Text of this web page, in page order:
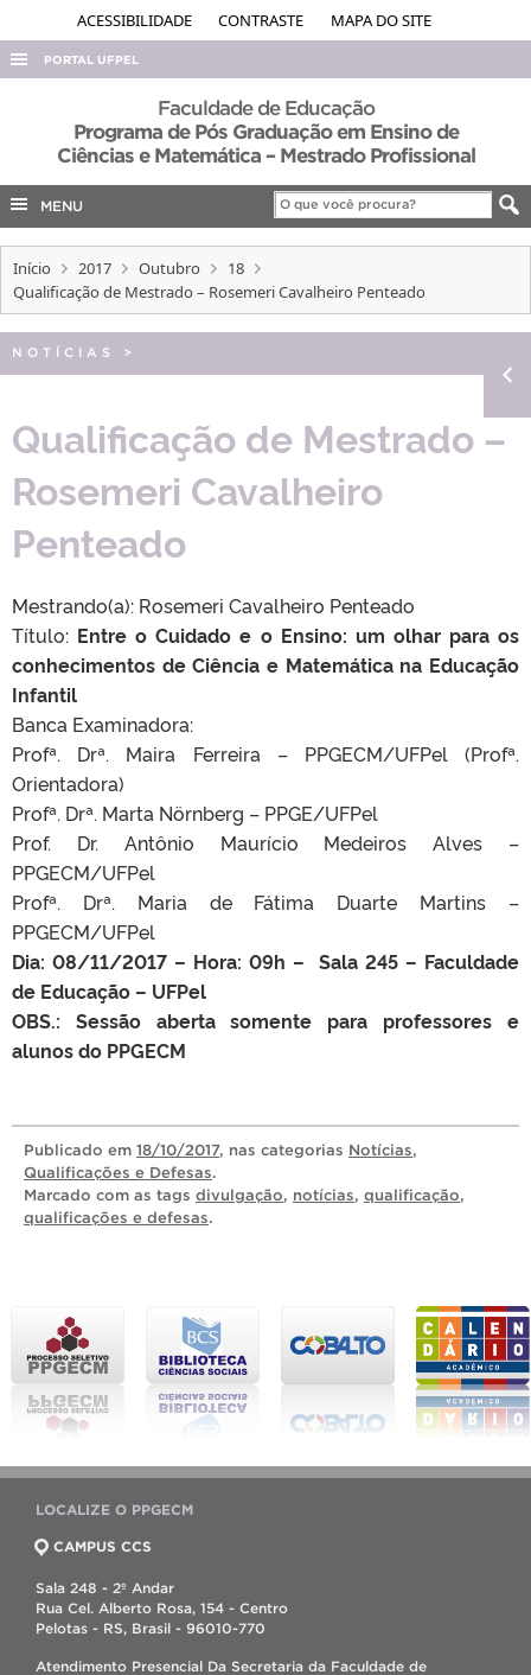
ACESSIBILIDADE CONTRASTE MAPA DO SITE
PORTAL UFPEL
ACESSO À INFORMAÇÃO
AUDITORIA
EDITAIS
INTERNACIONAL
Faculdade de Educação
Programa de Pós Graduação em Ensino de
Ciências e Matemática – Mestrado Profissional
MENU
Início 2017 Outubro
18
Qualificação de Mestrado – Rosemeri Cavalheiro Penteado
NOTÍCIAS >
Qualificação de Mestrado –
Rosemeri Cavalheiro
Penteado
Mestrando(a): Rosemeri Cavalheiro Penteado
Título: Entre o Cuidado e o Ensino: um olhar para os
conhecimentos de Ciência e Matemática na Educação
Infantil
Banca Examinadora:
Profª. Drª. Maira Ferreira – PPGECM/UFPel (Profª.
Orientadora)
Profª. Drª. Marta Nörnberg – PPGE/UFPel
Prof. Dr. Antônio Maurício Medeiros Alves –
PPGECM/UFPel
Profª. Drª. Maria de Fátima Duarte Martins –
PPGECM/UFPel
Dia: 08/11/2017 – Hora: 09h – Sala 245 – Faculdade
de Educação – UFPel
OBS.: Sessão aberta somente para professores e
alunos do PPGECM
Publicado em 18/10/2017, nas categorias Notícias,
Qualificações e Defesas.
Marcado com as tags divulgação, notícias, qualificação,
qualificações e defesas.
LOCALIZE O PPGECM
CAMPUS CCS
Sala 248 - 2º Andar
Rua Cel. Alberto Rosa, 154 - Centro
Pelotas - RS, Brasil - 96010-770
Atendimento Presencial Da Secretaria da Faculdade de